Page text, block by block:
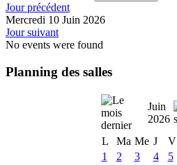
Jour précédent
Mercredi 10 Juin 2026
Jour suivant
No events were found
Planning des salles
Juin
2026
L
Ma Me J V
1
2 3 4 5